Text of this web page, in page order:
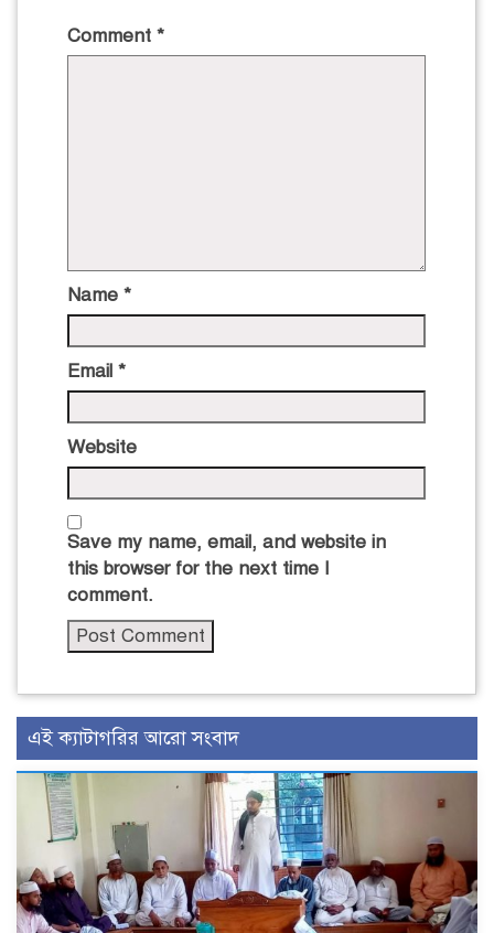
Comment *
Name *
Email *
Website
Save my name, email, and website in
this browser for the next time I
comment.
এই ক্যাটাগরির আরো সংবাদ